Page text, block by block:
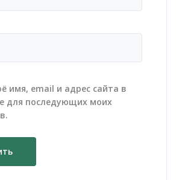
имя, email и адрес сайта в
для последующих моих